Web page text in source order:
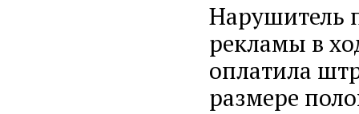
Нарушитель
рекламы в
оплатила
размере